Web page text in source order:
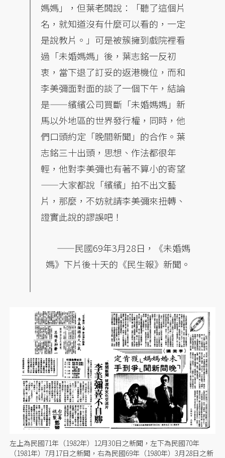
媽媽」，但葉老闆說：「聽了這個片
名，就知道沒有什麼可以看的，一定
是說教片。」可是被簇擁到戲院裡看
過「未婚媽媽」後，葉志銘一反初
衷，當下退了訂妥的返港機位，而和
李美彌面對面的談了一個下午，結論
是——繽繽公司買斷「未婚媽媽」新
馬以外地區的世界發行權，同時，他
們口頭約定「晚間新聞」的合作。葉
志銘三十出頭，思想、作法都很年
輕，他對李美彌也有著不算小的寄望
——大家都說「繽繽」拍不出文藝
片，那麼，不妨就請李美彌來扭轉、
證實此說的謬誤吧！
——民國69年3月28日，《未婚媽
媽》下片後十天的《民生報》新聞。
左上為民國71年（1982年）12月30日之新聞，左下為民國70年
（1981年）7月17日之新聞，右為民國69年（1980年）3月28日之新